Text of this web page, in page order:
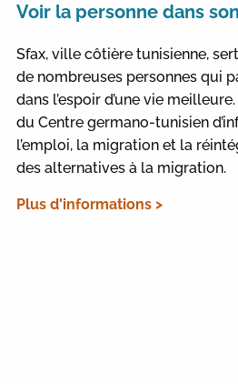
Voir la personne dans
Sfax, ville côtière tunisienne,
de nombreuses personnes qui
dans l’espoir d’une vie
du Centre germano-tunisien
l’emploi, la migration et la
des alternatives à la migration.
Plus d'informations >